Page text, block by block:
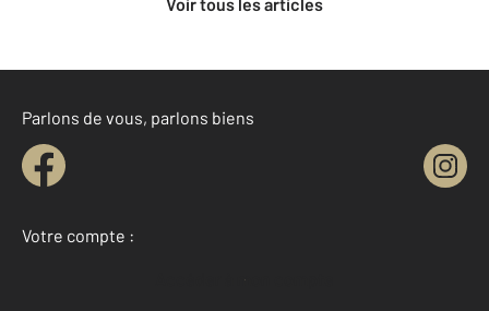
Parlons de vous, parlons biens
Votre compte :
Accéder à mon compte